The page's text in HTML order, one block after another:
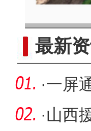
最新
·一屏
困局
·山西